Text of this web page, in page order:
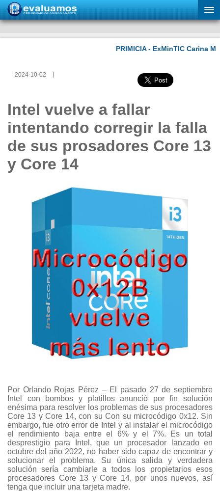
2024-10-02
Intel vuelve a fallar
intentando corregir la falla
de sus prosadores Core 13
y Core 14
Por Orlando Rojas Pérez – El pasado 27 de septiembre
Intel con bombos y platillos anunció por fin solución
enésima para resolver los problemas de sus procesadores
Core 13 y Core 14, con su Con su microcódigo 0x12. Sin
embargo, fue otro error de Intel y al instalar el microcódigo
el rendimiento baja entre el 6% y el 7%. Es un total
desprestigio para Intel, que un procesador lanzado en
octubre del año 2022, no haber sido capaz de encontrar y
solucionar el problema. Su única salida y verdadera
solución sería cambiarle a todos los propietarios esos
procesadores Core 13 y Core 14, por unos nuevos, así
tenga que incluir una tarjeta madre.